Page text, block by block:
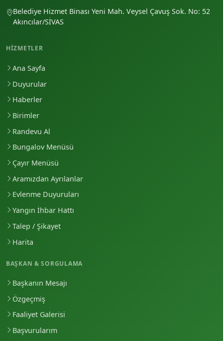
Belediye Hizmet Binası Yeni Mah. Veysel Çavuş Sok. No: 52
Akıncılar/SİVAS
HIZMETLER
Ana Sayfa
Duyurular
Haberler
Birimler
Randevu Al
Bungalov Menüsü
Çayır Menüsü
Aramızdan Ayrılanlar
Evlenme Duyuruları
Yangın İhbar Hattı
Talep / Şikayet
Harita
BAŞKAN & SORGULAMA
Başkanın Mesajı
Özgeçmiş
Faaliyet Galerisi
Başvurularım